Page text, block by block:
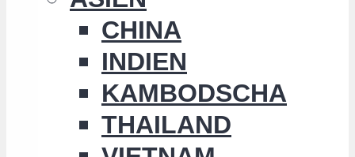
CHINA
INDIEN
KAMBODSCHA
THAILAND